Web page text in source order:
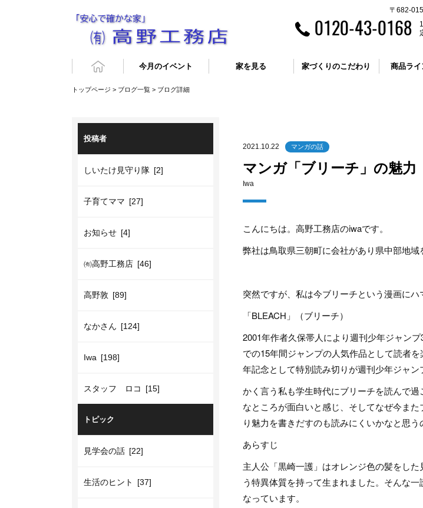
〒682-
0120-43-0168
今月のイベント 家を見る 家づくりのこだわり 商品ラ
トップページ > ブログ一覧 > ブログ詳細
投稿者
しいたけ見守り隊 [2]
子育てママ [27]
お知らせ [4]
㈲高野工務店 [46]
高野敦 [89]
なかさん [124]
Iwa [198]
スタッフ ロコ [15]
トピック
見学会の話 [22]
生活のヒント [37]
2021.10.22 マンガの話
マンガ「ブリーチ」の魅力
Iwa
こんにちは。高野工務店のiwaです。
弊社は鳥取県三朝町に会社があり県中部地域
突然ですが、私は今ブリーチという漫画にハ
「BLEACH」（ブリーチ）
2001年作者久保帯人により週刊少年ジャン
での15年間ジャンプの人気作品として読者
年記念として特別読み切りが週刊少年ジャン
かく言う私も学生時代にブリーチを読んで
なところが面白いと感じ、そしてなぜ今ま
り魅力を書きだすのも読みにくいかなと思う
あらすじ
主人公「黒崎一護」はオレンジ色の髪をし
う特異体質を持って生まれました。そんな
なっています。